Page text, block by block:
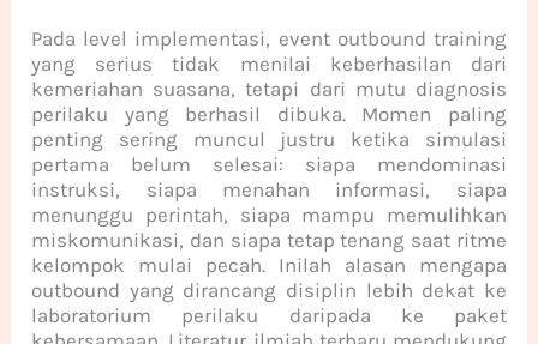
Pada level implementasi, event outbound training
yang serius tidak menilai keberhasilan dari
kemeriahan suasana, tetapi dari mutu diagnosis
perilaku yang berhasil dibuka. Momen paling
penting sering muncul justru ketika simulasi
pertama belum selesai: siapa mendominasi
instruksi, siapa menahan informasi, siapa
menunggu perintah, siapa mampu memulihkan
miskomunikasi, dan siapa tetap tenang saat ritme
kelompok mulai pecah. Inilah alasan mengapa
outbound yang dirancang disiplin lebih dekat ke
laboratorium perilaku daripada ke paket